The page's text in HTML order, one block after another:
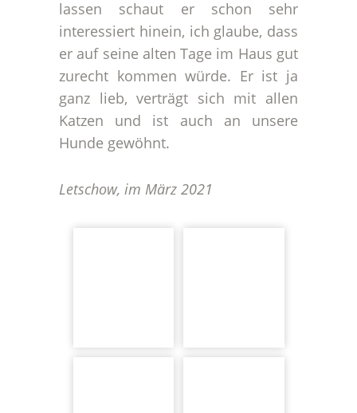
lassen schaut er schon sehr
interessiert hinein, ich glaube, dass
er auf seine alten Tage im Haus gut
zurecht kommen würde. Er ist ja
ganz lieb, verträgt sich mit allen
Katzen und ist auch an unsere
Hunde gewöhnt.
Letschow, im März 2021